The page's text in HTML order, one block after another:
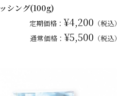
シング(100g)
定期価格： ¥4,200 （税込）
通常価格： ¥5,500 （税込）